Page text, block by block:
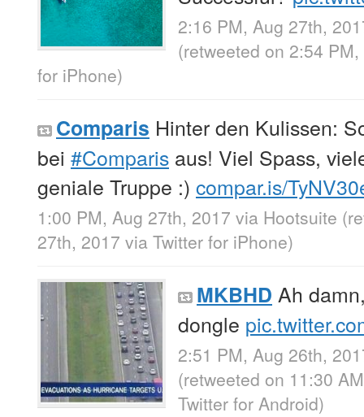
2:16 PM, Aug 27th,
(retweeted on 2:54
for iPhone)
Comparis Hinter den Kulissen:
bei #Comparis aus! Viel Spass,
geniale Truppe :) compar.is/
1:00 PM, Aug 27th, 2017 via Hootsuite
27th, 2017 via Twitter for iPhone)
MKBHD Ah
dongle
2:51 PM, Aug 26th,
(retweeted on 11:30
Twitter for Android)